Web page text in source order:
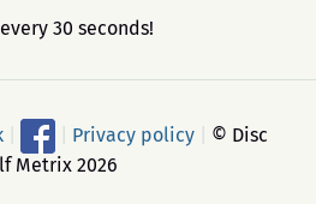
30 seconds!
Privacy policy
© Disc
Metrix 2026